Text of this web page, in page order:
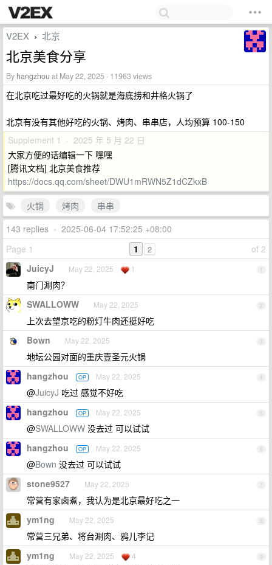
V2EX › 北京
北京美食分享
By hangzhou at May 22, 2025 · 11963 views
在北京吃过最好吃的火锅就是海底捞和井格火锅了
北京有没有其他好吃的火锅、烤肉、串串店，人均预算 100-150
Supplement 1 · 2025 年 5 月 22 日
大家方便的话编辑一下 嘿嘿
[腾讯文档] 北京美食推荐
https://docs.qq.com/sheet/DWU1mRWN5Z1dCZkxB
火锅
烤肉
串串
143 replies • 2025-06-04 17:52:25 +08:00
Page 1
of 2
1 2
1
JuicyJ May 22, 2025 1
南门涮肉？
2
SWALLOWW May 22, 2025
上次去望京吃的粉灯牛肉还挺好吃
3
Bown May 22, 2025
地坛公园对面的重庆壹圣元火锅
4
hangzhou OP May 22, 2025
@JuicyJ 吃过 感觉不好吃
5
hangzhou OP May 22, 2025
@SWALLOWW 没去过 可以试试
6
hangzhou OP May 22, 2025
@Bown 没去过 可以试试
7
stone9527 May 22, 2025
常营有家卤煮，我认为是北京最好吃之一
8
ym1ng May 22, 2025
常营三兄弟、将台涮肉、鸦儿李记
9
ym1ng May 22, 2025 4